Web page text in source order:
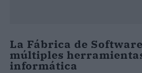
La Fábrica de
múltiples
informática